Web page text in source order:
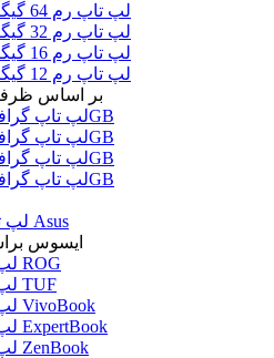
لپ تاپ رم 64 گیگابایت
لپ تاپ رم 32 گیگابایت
لپ تاپ رم 16 گیگابایت
لپ تاپ رم 12 گیگابایت
بر اساس
لپ تاپ گرافیک 8GB
لپ تاپ گرافیک 6GB
لپ تاپ گرافیک 4GB
لپ تاپ گرافیک 2GB
لپ تاپ گیمینگ Asus
ایسوس
لپ تاپ ROG
لپ تاپ TUF
لپ تاپ VivoBook
لپ تاپ ExpertBook
لپ تاپ ZenBook